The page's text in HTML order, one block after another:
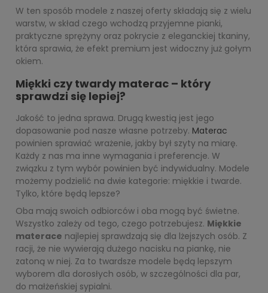
W ten sposób modele z naszej oferty składają się z wielu
warstw, w skład czego wchodzą przyjemne pianki,
praktyczne sprężyny oraz pokrycie z eleganckiej tkaniny,
która sprawia, że efekt premium jest widoczny już gołym
okiem.
Miękki czy twardy materac – który
sprawdzi się lepiej?
Jakość to jedna sprawa. Drugą kwestią jest jego
dopasowanie pod nasze własne potrzeby. Materac
powinien sprawiać wrażenie, jakby był szyty na miarę.
Każdy z nas ma inne wymagania i preferencje. W
związku z tym wybór powinien być indywidualny. Modele
możemy podzielić na dwie kategorie: miękkie i twarde.
Tylko, które będą lepsze?
Oba mają swoich odbiorców i oba mogą być świetne.
Wszystko zależy od tego, czego potrzebujesz. Miękkie
materace najlepiej sprawdzają się dla lżejszych osób. Z
racji, że nie wywierają dużego nacisku na piankę, nie
zatoną w niej. Za to twardsze modele będą lepszym
wyborem dla dorosłych osób, w szczególności dla par,
do małżeńskiej sypialni.